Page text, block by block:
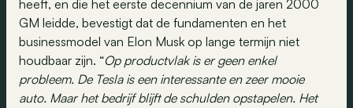
heeft, en die het eerste decennium van de jaren 2000
GM leidde, bevestigt dat de fundamenten en het
businessmodel van Elon Musk op lange termijn niet
houdbaar zijn. “Op productvlak is er geen enkel
probleem. De Tesla is een interessante en zeer mooie
auto. Maar het bedrijf blijft de schulden opstapelen. Het